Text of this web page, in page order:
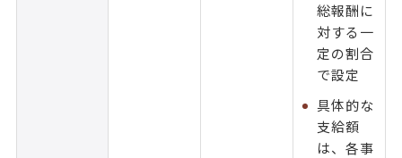
総報酬に
対する一
定の割合
で設定
具体的な
支給額
は、各事